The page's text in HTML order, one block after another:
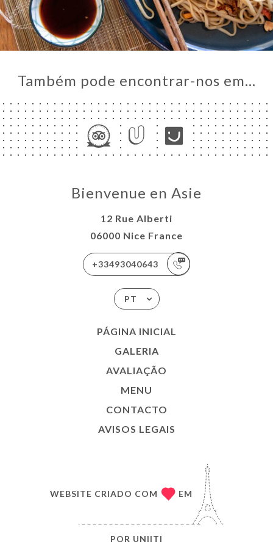
Também pode encontrar-nos em…
Bienvenue en Asie
12 Rue Alberti
06000 Nice France
+33493040643
PT
PÁGINA INICIAL
GALERIA
AVALIAÇÃO
MENU
CONTACTO
AVISOS LEGAIS
WEBSITE CRIADO COM EM
POR UNIITI